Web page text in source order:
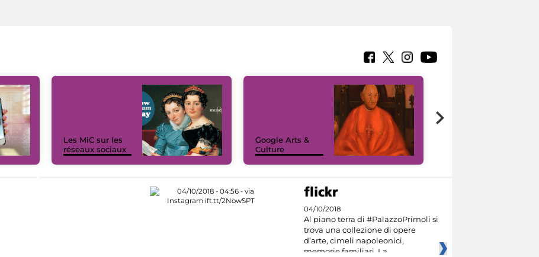
Les MiC sur les
réseaux sociaux
Google Arts &
Culture
04/10/2018
Al piano terra di #PalazzoPrimoli si
trova una collezione di opere
d’arte, cimeli napoleonici,
memorie familiari. La